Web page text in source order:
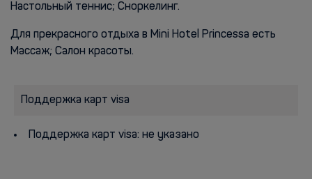
Настольный теннис; Сноркелинг.
Для прекрасного отдыха в Mini Hotel Princessa есть
Массаж; Салон красоты.
Поддержка карт visa
Поддержка карт visa: не указано